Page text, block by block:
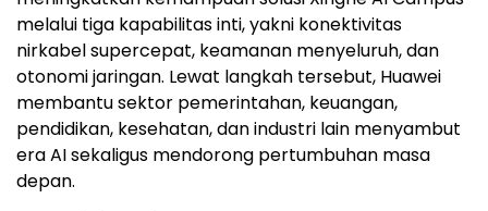
melalui tiga kapabilitas inti, yakni konektivitas
nirkabel supercepat, keamanan menyeluruh, dan
otonomi jaringan. Lewat langkah tersebut, Huawei
membantu sektor pemerintahan, keuangan,
pendidikan, kesehatan, dan industri lain menyambut
era AI sekaligus mendorong pertumbuhan masa
depan.